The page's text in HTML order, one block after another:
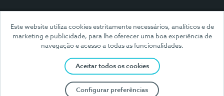
Este website utiliza cookies estritamente necessários, analíticos e de
marketing e publicidade, para lhe oferecer uma boa experiência de
navegação e acesso a todas as funcionalidades.
Aceitar todos os cookies
Configurar preferências